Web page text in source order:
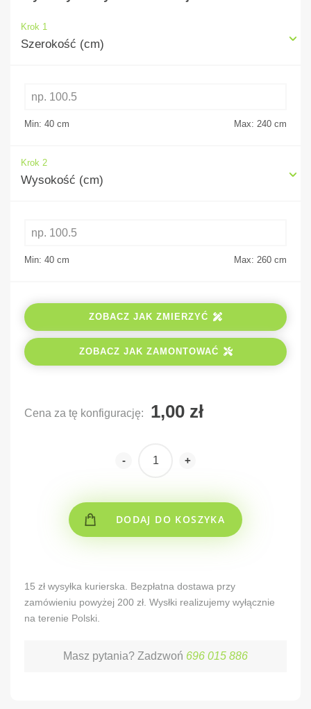
Krok 1
Szerokość (cm)
Min: 40 cm Max: 240 cm
Krok 2
Wysokość (cm)
Min: 40 cm Max: 260 cm
ZOBACZ JAK ZMIERZYĆ
ZOBACZ JAK ZAMONTOWAĆ
Cena za tę konfigurację:
- +
DODAJ DO KOSZYKA
15 zł wysyłka kurierska. Bezpłatna dostawa przy
zamówieniu powyżej 200 zł. Wysłki realizujemy wyłącznie
na terenie Polski.
Masz pytania? Zadzwoń 696 015 886